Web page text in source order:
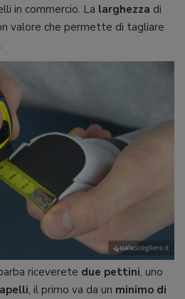
in commercio. La larghezza di
valore che permette di tagliare
riceverete due pettini, uno
, il primo va da un minimo di